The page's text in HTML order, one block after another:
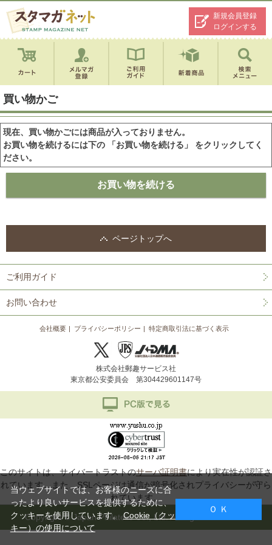
新規会員登録
ログインする
買い物かご
現在、買い物かごには商品が入っておりません。
お買い物を続けるには下の 「お買い物を続ける」 をクリックしてく
ださい。
ページトップへ
ご利用ガイド
お問い合わせ
会社概要 プライバシーポリシー 特定商取引法に基づく表示
株式会社郵趣サービス社
東京都公安委員会 第304429601147号
このサイトは、サイバートラストのサーバ証明書により実在性が認証さ
れています。また、SSLページは通信が暗号化されプライバシーが守ら
れています。
Copyright © Japan Philatelic Co., Ltd. All Rights Reserved.
当ウェブサイトでは、お客様のニーズに合
ったより良いサービスを提供するために、
クッキーを使用しています。Cookie（クッ
キー）の使用について
Ｏ Ｋ